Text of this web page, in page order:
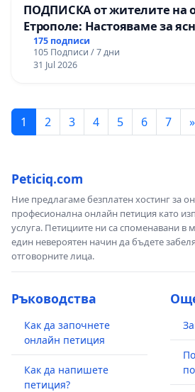
ПОДПИСКА от жителите на
Етрополе: Настояваме за
“Елаците-МЕД” АД и от
изпълнят всички
175 подписи
105 Подписи / 7 дни
31 Jul 2026
1 2 3 4 5 6 7 »
Peticiq.com
Ние предлагаме безплатен хостинг за
професионална онлайн петиция като
услуга. Петициите ни са споменавани в
един невероятен начин да бъдете
отговорните лица.
Ръководства
Как да започнете
онлайн петиция
Как да напишете
петиция?